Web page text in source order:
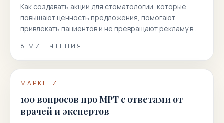
Как создавать акции для стоматологии, которые
повышают ценность предложения, помогают
привлекать пациентов и не превращают рекламу в
8 МИН ЧТЕНИЯ
МАРКЕТИНГ
100 вопросов про МРТ с ответами от
врачей и экспертов